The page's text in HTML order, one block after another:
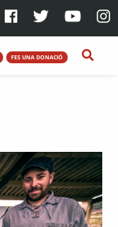
FES UNA DONACIÓ